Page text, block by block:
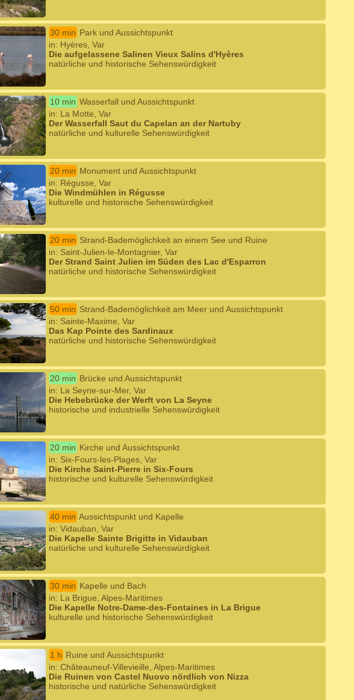
30 min Park und Aussichtspunkt
in: Hyères, Var
Die aufgelassene Salinen Vieux Salins d'Hyères
natürliche und historische Sehenswürdigkeit
10 min Wasserfall und Aussichtspunkt
in: La Motte, Var
Der Wasserfall Saut du Capelan an der Nartuby
natürliche und kulturelle Sehenswürdigkeit
20 min Monument und Aussichtspunkt
in: Régusse, Var
Die Windmühlen in Régusse
kulturelle und historische Sehenswürdigkeit
20 min Strand-Bademöglichkeit an einem See und Ruine
in: Saint-Julien-le-Montagnier, Var
Der Strand Saint Julien im Süden des Lac d'Esparron
natürliche und historische Sehenswürdigkeit
50 min Strand-Bademöglichkeit am Meer und Aussichtspunkt
in: Sainte-Maxime, Var
Das Kap Pointe des Sardinaux
natürliche und historische Sehenswürdigkeit
20 min Brücke und Aussichtspunkt
in: La Seyne-sur-Mer, Var
Die Hebebrücke der Werft von La Seyne
historische und industrielle Sehenswürdigkeit
20 min Kirche und Aussichtspunkt
in: Six-Fours-les-Plages, Var
Die Kirche Saint-Pierre in Six-Fours
historische und kulturelle Sehenswürdigkeit
40 min Aussichtspunkt und Kapelle
in: Vidauban, Var
Die Kapelle Sainte Brigitte in Vidauban
natürliche und kulturelle Sehenswürdigkeit
30 min Kapelle und Bach
in: La Brigue, Alpes-Maritimes
Die Kapelle Notre-Dame-des-Fontaines in La Brigue
kulturelle und historische Sehenswürdigkeit
1 h Ruine und Aussichtspunkt
in: Châteauneuf-Villevieille, Alpes-Maritimes
Die Ruinen von Castel Nuovo nördlich von Nizza
historische und natürliche Sehenswürdigkeit